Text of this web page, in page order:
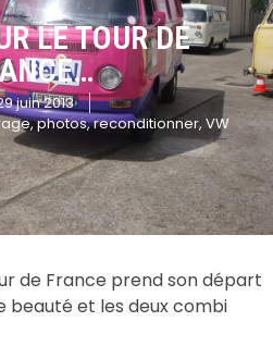
LE TOUR DE
juin 2013
,photos,reconditionner, VW
de France prend son départ
beauté et les deux combi